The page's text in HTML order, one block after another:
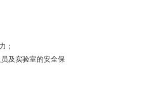
；
及实验室的安全保